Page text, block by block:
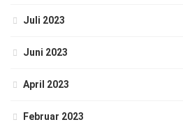
Juli 2023
Juni 2023
April 2023
Februar 2023